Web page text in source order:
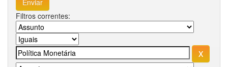
Filtros correntes: